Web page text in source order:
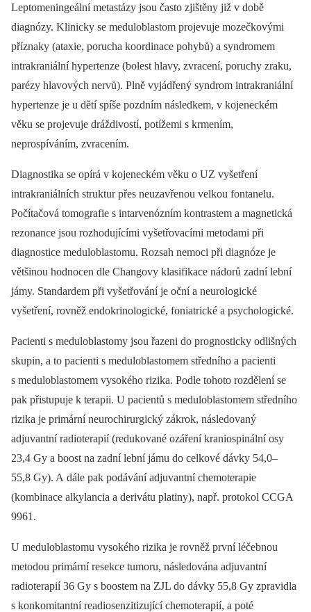
Leptomeningeální metastázy jsou často zjištěny již v době
diagnózy. Klinicky se meduloblastom projevuje mozečkovými
příznaky (ataxie, porucha koordinace pohybů) a syndromem
intrakraniální hypertenze (bolest hlavy, zvracení, poruchy zraku,
parézy hlavových nervů). Plně vyjádřený syndrom intrakraniální
hypertenze je u dětí spíše pozdním následkem, v kojeneckém
věku se projevuje dráždivostí, potížemi s krmením,
neprospíváním, zvracením.
Diagnostika se opírá v kojeneckém věku o UZ vyšetření
intrakraniálních struktur přes neuzavřenou velkou fontanelu.
Počítačová tomografie s intarvenózním kontrastem a magnetická
rezonance jsou rozhodujícími vyšetřovacími metodami při
diagnostice meduloblastomu. Rozsah nemoci při diagnóze je
většinou hodnocen dle Changovy klasifikace nádorů zadní lební
jámy. Standardem při vyšetřování je oční a neurologické
vyšetření, rovněž endokrinologické, foniatrické a psychologické.
Pacienti s meduloblastomy jsou řazeni do prognosticky odlišných
skupin, a to pacienti s meduloblastomem středního a pacienti
s meduloblastomem vysokého rizika. Podle tohoto rozdělení se
pak přistupuje k terapii. U pacientů s meduloblastomem středního
rizika je primární neurochirurgický zákrok, následovaný
adjuvantní radioterapií (redukované ozáření kraniospinální osy
23,4 Gy a boost na zadní lební jámu do celkové dávky 54,0–
55,8 Gy). A dále pak podávání adjuvantní chemoterapie
(kombinace alkylancia a derivátu platiny), např. protokol CCGA
9961.
U meduloblastomu vysokého rizika je rovněž první léčebnou
metodou primární resekce tumoru, následována adjuvantní
radioterapií 36 Gy s boostem na ZJL do dávky 55,8 Gy zpravidla
s konkomitantní readiosenzitizující chemoterapií, a poté